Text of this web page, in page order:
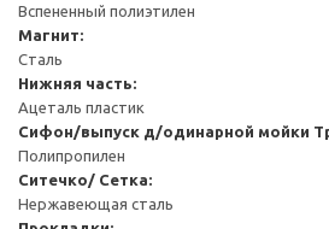
Вспененный полиэтилен
Магнит:
Сталь
Нижняя часть:
Ацеталь пластик
Сифон/выпуск д/одинарной мойки
Полипропилен
Ситечко/ Сетка:
Нержавеющая сталь